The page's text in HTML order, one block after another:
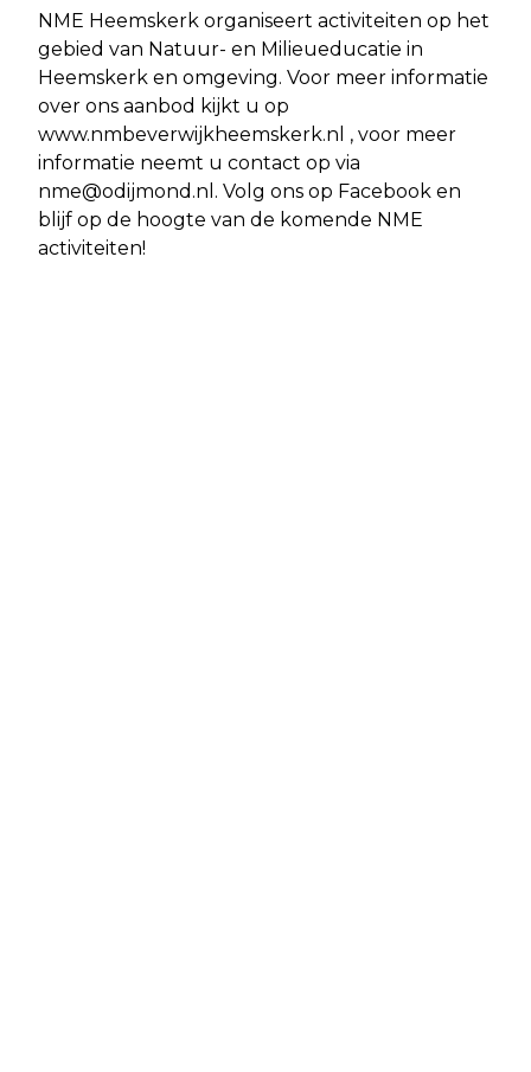
NME Heemskerk organiseert activiteiten op het
gebied van Natuur- en Milieueducatie in
Heemskerk en omgeving. Voor meer informatie
over ons aanbod kijkt u op
www.nmbeverwijkheemskerk.nl , voor meer
informatie neemt u contact op via
nme@odijmond.nl . Volg ons op Facebook en
blijf op de hoogte van de komende NME
activiteiten!